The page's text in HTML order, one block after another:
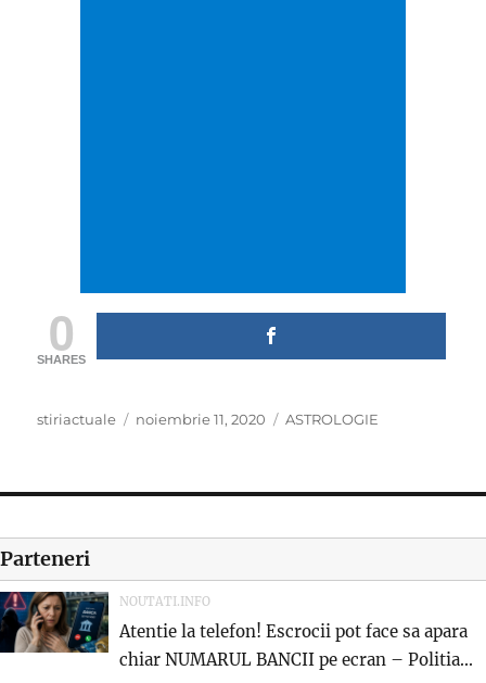
0
SHARES
Author
stiriactuale
Posted
noiembrie 11, 2020 Categories
ASTROLOGIE
Parteneri
NOUTATI.INFO
Atentie la telefon! Escrocii pot face sa apara
chiar NUMARUL BANCII pe ecran – Politia...